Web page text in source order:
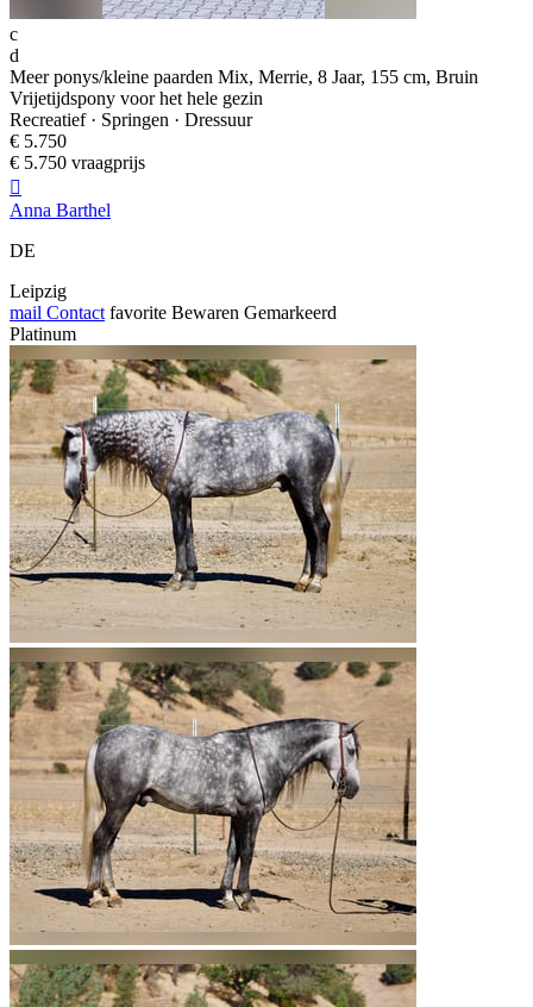
c
d
Meer ponys/kleine paarden Mix, Merrie, 8 Jaar, 155 cm, Bruin
Vrijetijdspony voor het hele gezin
Recreatief · Springen · Dressuur
€ 5.750
€ 5.750 vraagprijs

Anna Barthel
DE
Leipzig
mail Contact favorite Bewaren Gemarkeerd
Platinum